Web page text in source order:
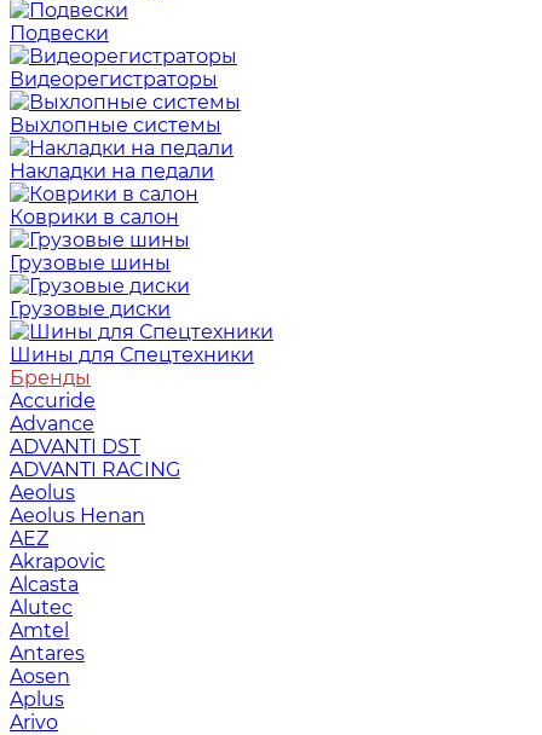
Подвески
Видеорегистраторы
Выхлопные системы
Накладки на педали
Коврики в салон
Грузовые шины
Грузовые диски
Шины для Спецтехники
Бренды
Accuride
Advance
ADVANTI DST
ADVANTI RACING
Aeolus
Aeolus Henan
AEZ
Akrapovic
Alcasta
Alutec
Amtel
Antares
Aosen
Aplus
Arivo